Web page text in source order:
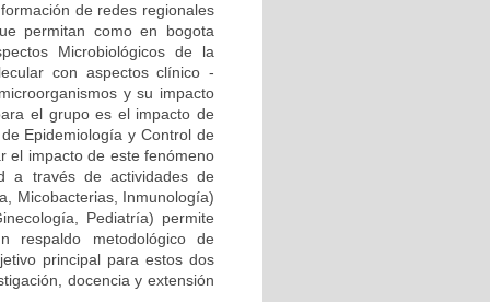
de redes regionales
permitan como en bogota
Microbiológicos de la
con aspectos clínico -
y su impacto
el grupo es el impacto de
Epidemiología y Control de
el impacto de este fenómeno
a través de actividades de
Micobacterias, Inmunología)
Pediatría) permite
respaldo metodológico de
principal para estos dos
docencia y extensión